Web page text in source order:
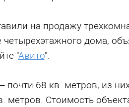
на продажу
дома,
"Авито".
почти 68 кв. метров, из
метров. Стоимость